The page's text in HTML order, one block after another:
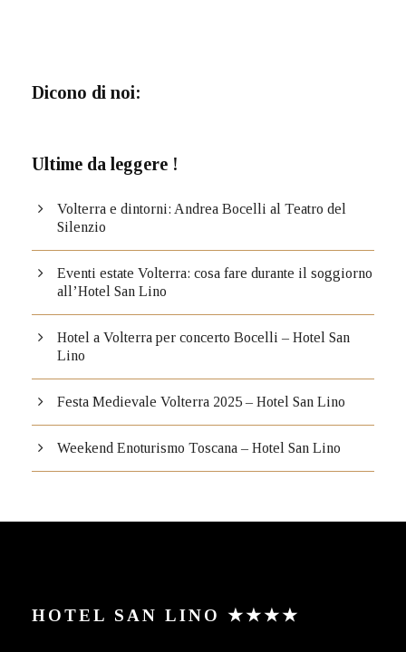
Dicono di noi:
Ultime da leggere !
Volterra e dintorni: Andrea Bocelli al Teatro del
Silenzio
Eventi estate Volterra: cosa fare durante il soggiorno
all’Hotel San Lino
Hotel a Volterra per concerto Bocelli – Hotel San
Lino
Festa Medievale Volterra 2025 – Hotel San Lino
Weekend Enoturismo Toscana – Hotel San Lino
HOTEL SAN LINO ★★★★